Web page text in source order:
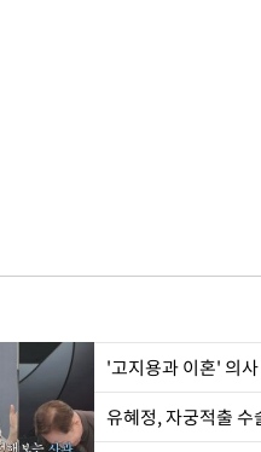
'고지용과 이혼' 의
유혜정, 자궁적출